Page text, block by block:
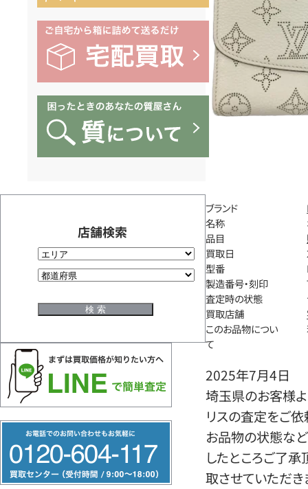
店舗検索
リ
ー
ブランド
名称
品目
買取日
型番
製造番号・刻印
査定時の状態
買取店舗
このお品物につい
て
2025年7月4日
埼玉県のお客様よ
リスの査定をご依
お品物の状態など
したところご了
取させていただき